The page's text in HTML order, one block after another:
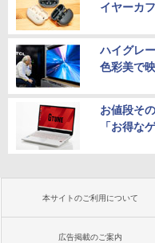
イヤーカ
ハイグレ
色彩美で
お値段そ
「お得な
本サイトのご利用について
広告掲載のご案内